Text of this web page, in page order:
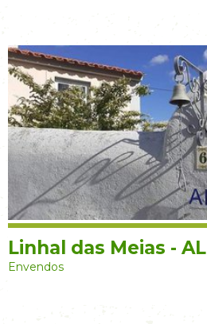
Linhal das Meias - AL
Envendos